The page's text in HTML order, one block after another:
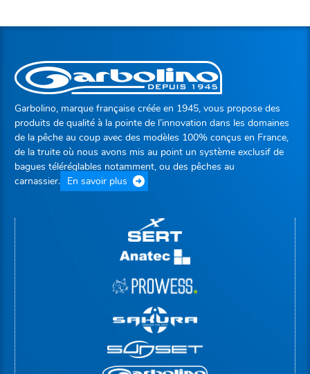
Garbolino, marque française créée en 1945, vous propose des
produits de qualité à la pointe de l’innovation dans les domaines
de la pêche au coup avec des modèles 100% conçus en France,
de la truite où nous avons mis au point un système exclusif de
bagues téléréglables notamment, ou des pêches au
carnassier. En savoir plus